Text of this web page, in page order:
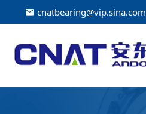
cnatbearing@vip.sina.com